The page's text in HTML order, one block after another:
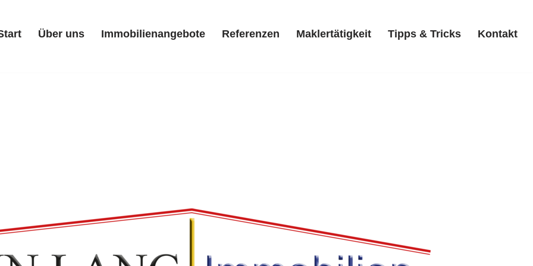
Über uns Immobilienangebote Referenzen Maklertätigkeit Tipps & Tricks Kontakt